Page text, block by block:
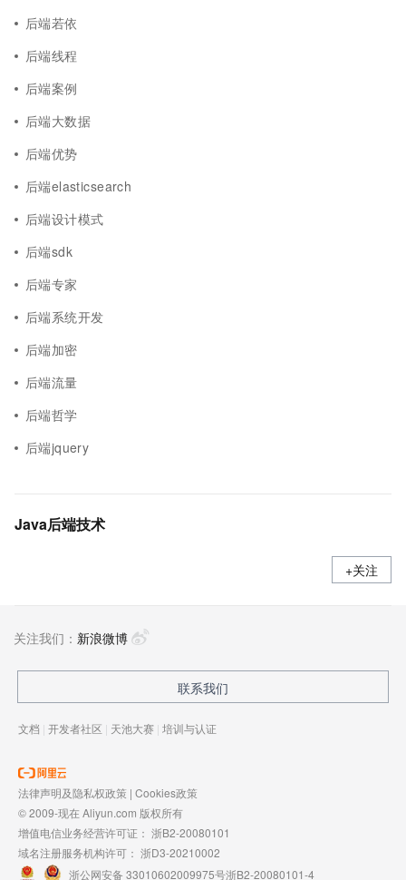
后端若依
后端线程
后端案例
后端大数据
后端优势
后端elasticsearch
后端设计模式
后端sdk
后端专家
后端系统开发
后端加密
后端流量
后端哲学
后端jquery
Java后端技术
+关注
关注我们： 新浪微博
联系我们
文档 | 开发者社区 | 天池大赛 | 培训与认证
法律声明及隐私权政策 | Cookies政策
© 2009-现在 Aliyun.com 版权所有
增值电信业务经营许可证： 浙B2-20080101
域名注册服务机构许可： 浙D3-20210002
浙公网安备 33010602009975号浙B2-20080101-4